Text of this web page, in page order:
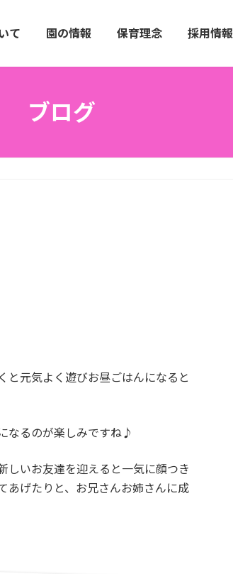
て 園の情報 保育理念 採用情報
ブログ
と元気よく遊びお昼ごはんになると
なるのが楽しみですね♪
しいお友達を迎えると一気に顔つき
げたりと、お兄さんお姉さんに成